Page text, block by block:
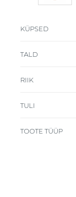
KÜPSED
TALD
RIIK
TULI
TOOTE TÜÜP